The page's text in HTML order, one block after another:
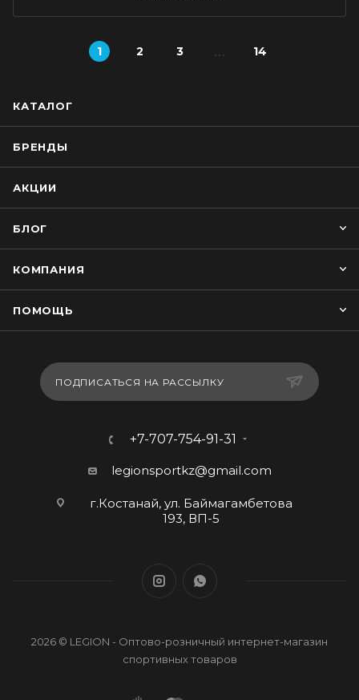
1 2 3 14
КАТАЛОГ
БРЕНДЫ
АКЦИИ
БЛОГ
КОМПАНИЯ
ПОМОЩЬ
ПОДПИСАТЬСЯ НА РАССЫЛКУ
+7-707-754-91-31
legionsportkz@gmail.com
г.Костанай, ул. Баймагамбетова
193, ВП-5
2026 © LEGION - Оптово-розничный интернет-магазин
спортивных товаров